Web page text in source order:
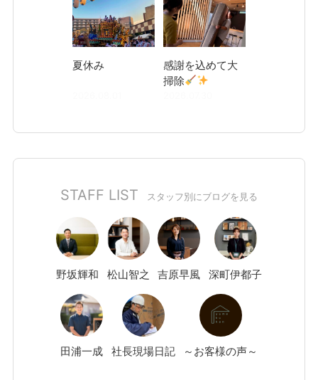
夏休み
感謝を込めて大
掃除
STAFF LIST スタッフ別にブログを見る
野坂輝和 松山智之 吉原早風 深町伊都子
田浦一成 社長現場日記 ～お客様の声～